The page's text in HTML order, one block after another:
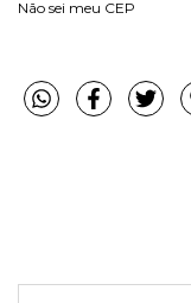
Não sei meu CEP